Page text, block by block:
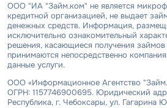
ООО "ИА "Займ.ком" не является
кредитной организацией, не выдает
денежных средств. Информация,
исключительно ознакомительный
решения, касающиеся получения
принимаются непосредственно
данные услуги.
ООО «Информационное Агентство
ОГРН: 1157746900695. Юридический
Республика, г. Чебоксары, ул. Гагарина